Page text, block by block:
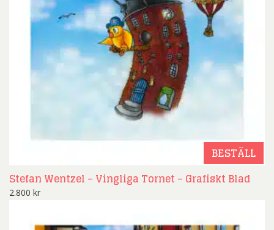
BESTÄLL
Stefan Wentzel – Vingliga Tornet – Grafiskt Blad
2.800 kr